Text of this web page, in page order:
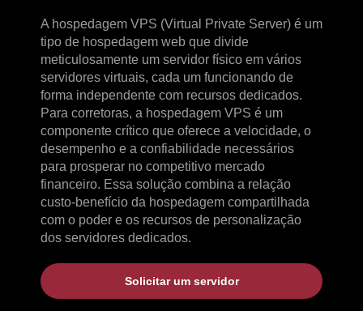
A hospedagem VPS (Virtual Private Server) é um
tipo de hospedagem web que divide
meticulosamente um servidor físico em vários
servidores virtuais, cada um funcionando de
forma independente com recursos dedicados.
Para corretoras, a hospedagem VPS é um
componente crítico que oferece a velocidade, o
desempenho e a confiabilidade necessários
para prosperar no competitivo mercado
financeiro. Essa solução combina a relação
custo-benefício da hospedagem compartilhada
com o poder e os recursos de personalização
dos servidores dedicados.
Solicitar um servidor